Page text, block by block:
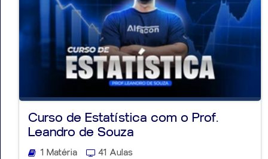
Curso de Estatística com o Prof.
Leandro de Souza
1 Matéria 41 Aulas